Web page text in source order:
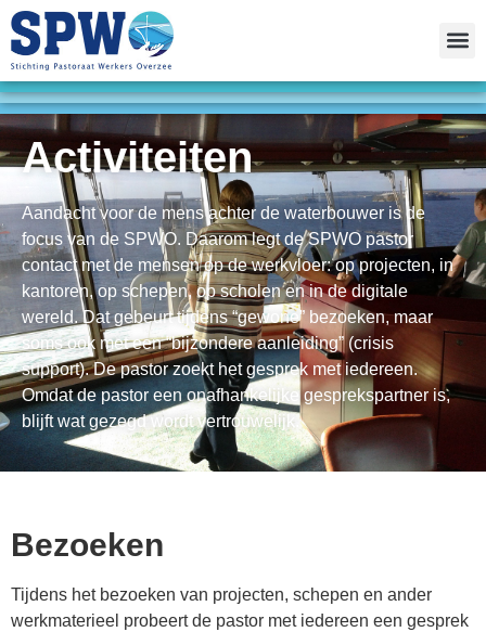
Activiteiten
Aandacht voor de mens achter de waterbouwer is de
focus van de SPWO. Daarom legt de SPWO pastor
contact met de mensen op de werkvloer: op projecten, in
kantoren, op schepen, op scholen en in de digitale
wereld. Dat gebeurt tijdens “gewone” bezoeken, maar
soms ook met een “bijzondere aanleiding” (crisis
support). De pastor zoekt het gesprek met iedereen.
Omdat de pastor een onafhankelijke gesprekspartner is,
blijft wat gezegd wordt vertrouwelijk.
Bezoeken
Tijdens het bezoeken van projecten, schepen en ander
werkmaterieel probeert de pastor met iedereen een gesprek